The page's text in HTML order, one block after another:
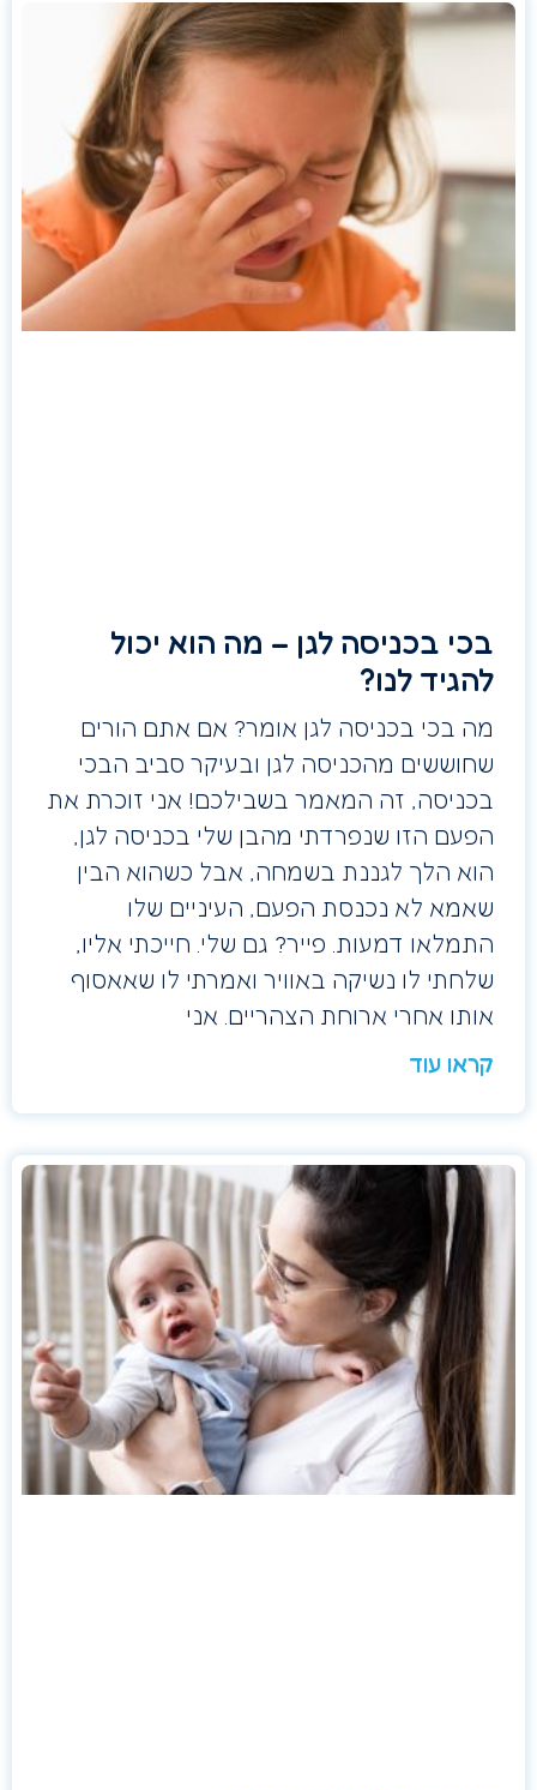
בכי בכניסה לגן – מה הוא יכול
להגיד לנו?
מה בכי בכניסה לגן אומר? אם אתם הורים
שחוששים מהכניסה לגן ובעיקר סביב הבכי
בכניסה, זה המאמר בשבילכם! אני זוכרת את
הפעם הזו שנפרדתי מהבן שלי בכניסה לגן,
הוא הלך לגננת בשמחה, אבל כשהוא הבין
שאמא לא נכנסת הפעם, העיניים שלו
התמלאו דמעות. פייר? גם שלי. חייכתי אליו,
שלחתי לו נשיקה באוויר ואמרתי לו שאאסוף
אותו אחרי ארוחת הצהריים. אני
קראו עוד